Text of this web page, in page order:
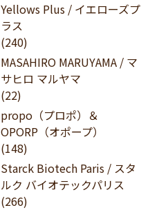
Yellows Plus / イエローズプ
ラス
(240)
MASAHIRO MARUYAMA / マ
サヒロ マルヤマ
(22)
propo（プロポ）＆
OPORP（オポープ）
(148)
Starck Biotech Paris / スタ
ルク バイオテックパリス
(266)